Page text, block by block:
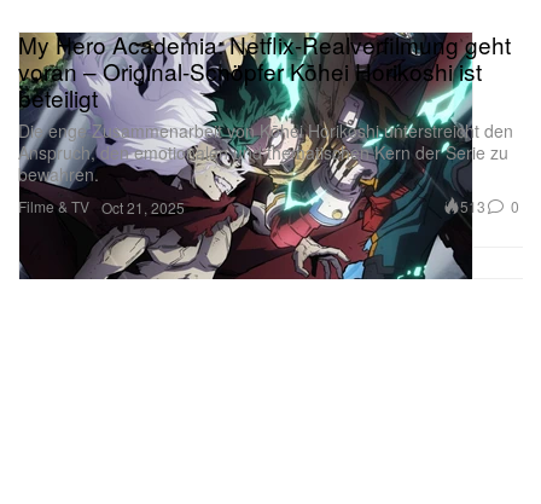
Filme & TV
My Hero Academia: Netflix-Realverfilmung geht
voran – Original-Schöpfer Kōhei Horikoshi ist
beteiligt
Die enge Zusammenarbeit von Kōhei Horikoshi unterstreicht den
Anspruch, den emotionalen und thematischen Kern der Serie zu
bewahren.
Oct 21, 2025 513 0